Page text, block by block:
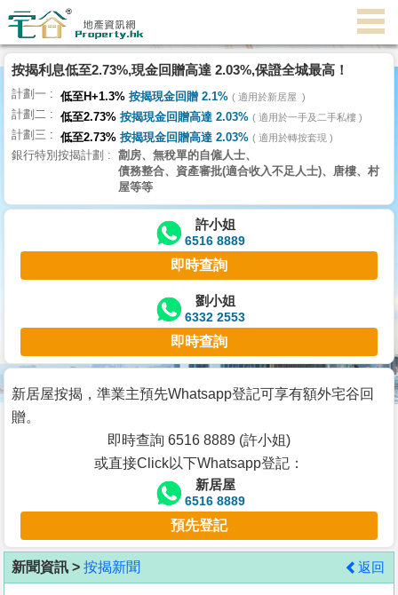
理
主
頁
搵
樓/
交
業
主
宅
谷
按
客
地
按揭利息低至2.73%,現金回贈高達 2.03%,保證全城最高！
計劃一 低至H+1.3% 按揭現金回贈 2.1% 適用於新居屋
計劃二 低至2.73% 按揭現金回贈高達 2.03% 適用於一手及二手私樓
計劃三 低至2.73% 按揭現金回贈高達 2.03% 適用於轉按套現
銀行特別按揭計劃
劏房、無稅單的自僱人士、
債務整合、資產審批(適合收入不足人士)、唐樓、村
屋等等
許小姐
6516 8889
即時查詢
劉小姐
6332 2553
即時查詢
新居屋按揭，準業主預先Whatsapp登記可享有額外宅谷回
贈。
即時查詢 6516 8889 (許小姐)
或直接Click以下Whatsapp登記：
新居屋
6516 8889
預先登記
新聞資訊 > 按揭新聞 返回